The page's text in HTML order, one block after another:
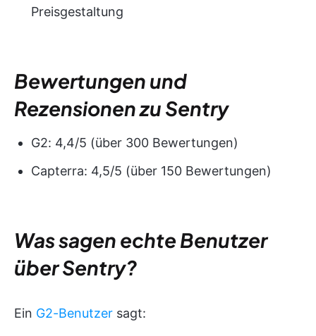
Preisgestaltung
Bewertungen und
Rezensionen zu Sentry
G2: 4,4/5 (über 300 Bewertungen)
Capterra: 4,5/5 (über 150 Bewertungen)
Was sagen echte Benutzer
über Sentry?
Ein G2-Benutzer sagt: